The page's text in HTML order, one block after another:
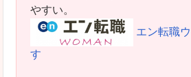
やすい。
エン転職
す